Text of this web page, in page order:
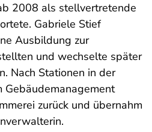
2008 als stellvertretende
Gabriele Stief
Ausbildung zur
und wechselte später
Nach Stationen in der
Gebäudemanagement
zurück und übernahm